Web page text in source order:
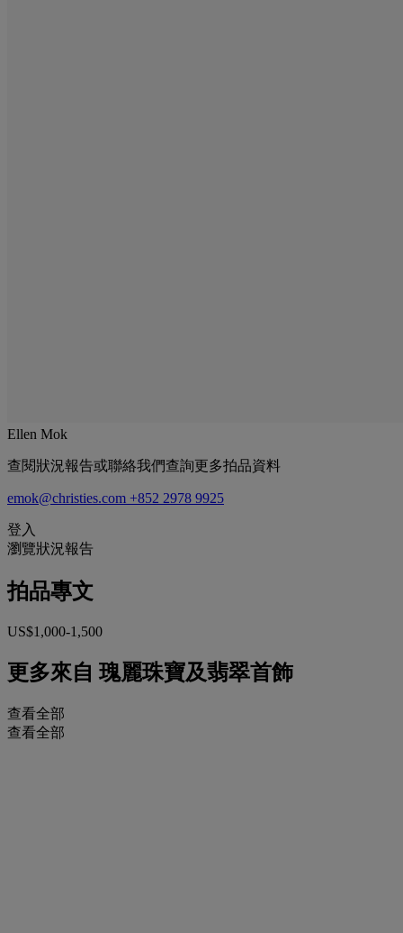
Ellen Mok
查閱狀況報告或聯絡我們查詢更多拍品資料
emok@christies.com +852 2978 9925
登入
瀏覽狀況報告
拍品專文
US$1,000-1,500
更多來自 瑰麗珠寶及翡翠首飾
查看全部
查看全部